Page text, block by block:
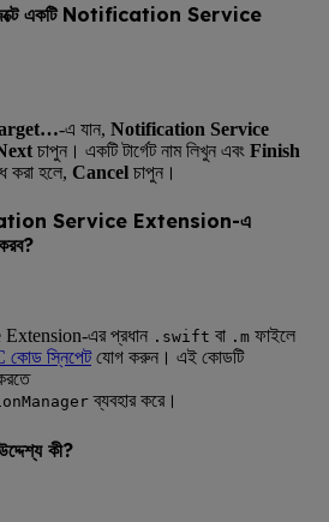
একটি Notification Service
-এ যান, Notification Service
চাপুন। একটি টার্গেট নাম লিখুন এবং Finish
করা হলে, Cancel চাপুন।
Service Extension-এ
এর প্রধান .swift বা .m ফাইলে
স্নিপেটযোগ করুন। এই কোডটি
ব্যবহার করে।
কী?